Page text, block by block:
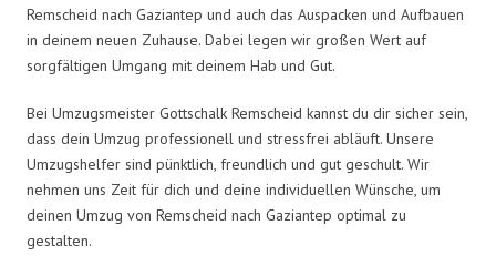
Remscheid nach Gaziantep und auch das Auspacken und Aufbauen
in deinem neuen Zuhause. Dabei legen wir großen Wert auf
sorgfältigen Umgang mit deinem Hab und Gut.
Bei Umzugsmeister Gottschalk Remscheid kannst du dir sicher sein,
dass dein Umzug professionell und stressfrei abläuft. Unsere
Umzugshelfer sind pünktlich, freundlich und gut geschult. Wir
nehmen uns Zeit für dich und deine individuellen Wünsche, um
deinen Umzug von Remscheid nach Gaziantep optimal zu
gestalten.